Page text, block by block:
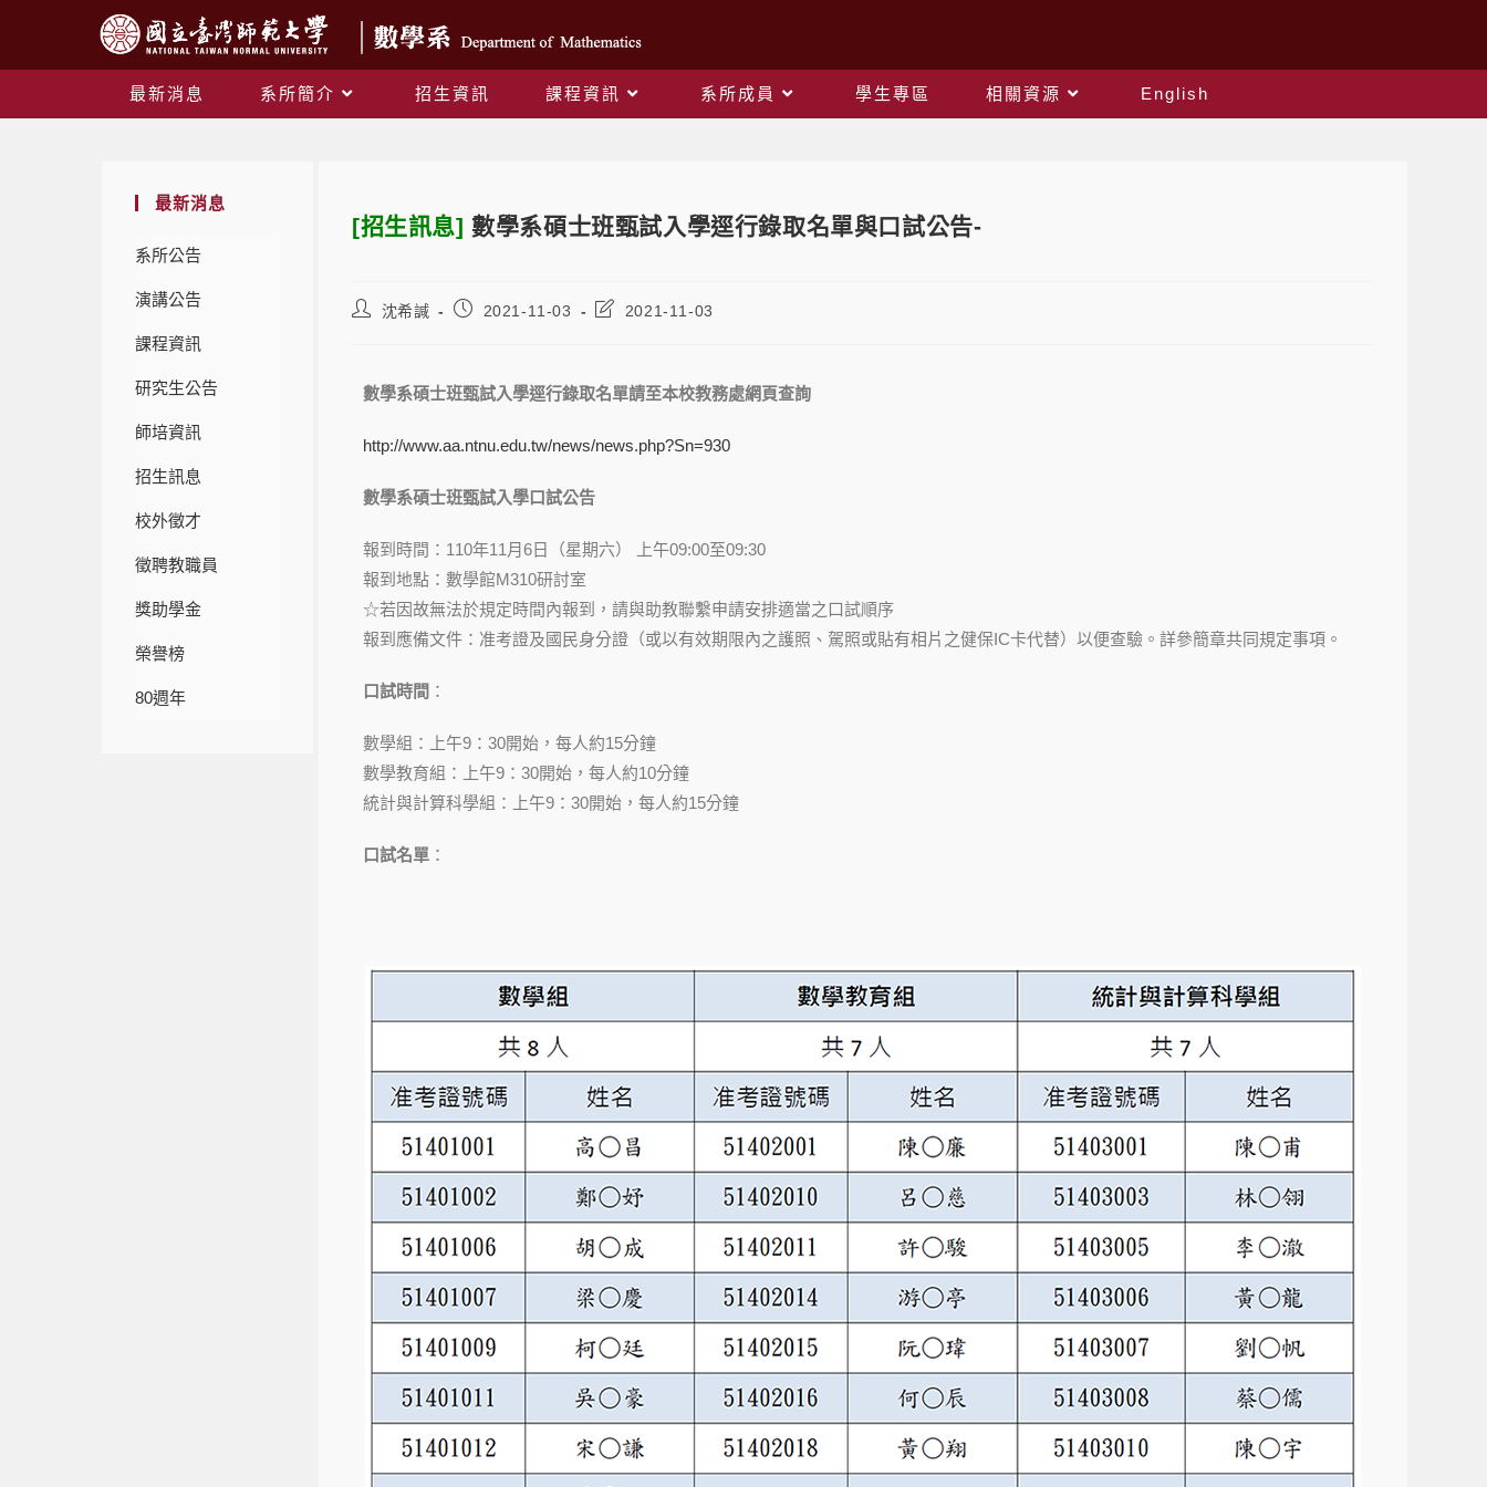
最新消息 系所簡介 招生資訊 課程資訊 系所成員 學生專區 相關資源
English
最新消息
系所公告
演講公告
課程資訊
研究生公告
師培資訊
招生訊息
校外徵才
徵聘教職員
獎助學金
榮譽榜
80週年
[招生訊息] 數學系碩士班甄試入學逕行錄取名單與口試公告-
沈希諴 2021-11-03 2021-11-03
數學系碩士班甄試入學逕行錄取名單請至本校教務處網頁查詢
http://www.aa.ntnu.edu.tw/news/news.php?Sn=930
數學系碩士班甄試入學口試公告
報到時間：110年11月6日（星期六） 上午09:00至09:30
報到地點：數學館M310研討室
☆若因故無法於規定時間內報到，請與助教聯繫申請安排適當之口試順序
報到應備文件：准考證及國民身分證（或以有效期限內之護照、駕照或貼有相片之健保IC卡代替）以便查驗。詳參簡章共同規定事項。
口試時間 ：
數學組：上午9：30開始，每人約15分鐘
數學教育組：上午9：30開始，每人約10分鐘
統計與計算科學組：上午9：30開始，每人約15分鐘
口試名單 ：